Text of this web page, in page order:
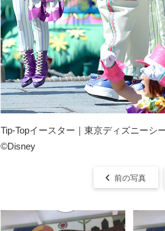
Tip-Topイースター｜東京ディズニーシ
©︎Disney
前の写真